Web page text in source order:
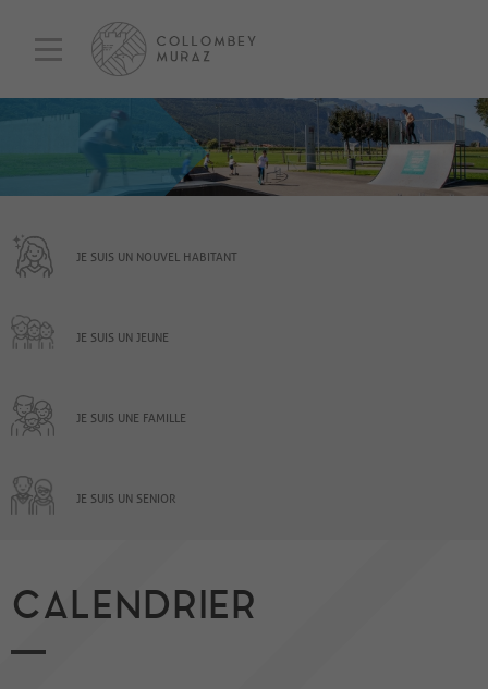
JE SUIS UN NOUVEL HABITANT
JE SUIS UN JEUNE
JE SUIS UNE FAMILLE
JE SUIS UN SENIOR
CALENDRIER